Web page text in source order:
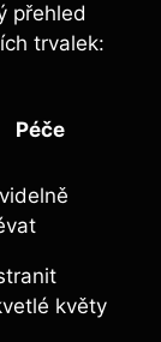
přehled
trvalek:
Péče
květy